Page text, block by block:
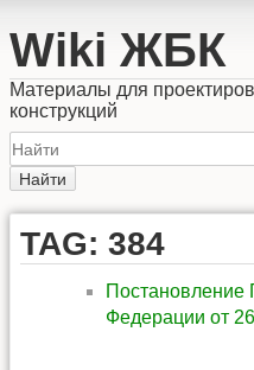
Wiki ЖБК
Материалы для
конструкций
Найти
TAG: 384
Постановление
Федерации от